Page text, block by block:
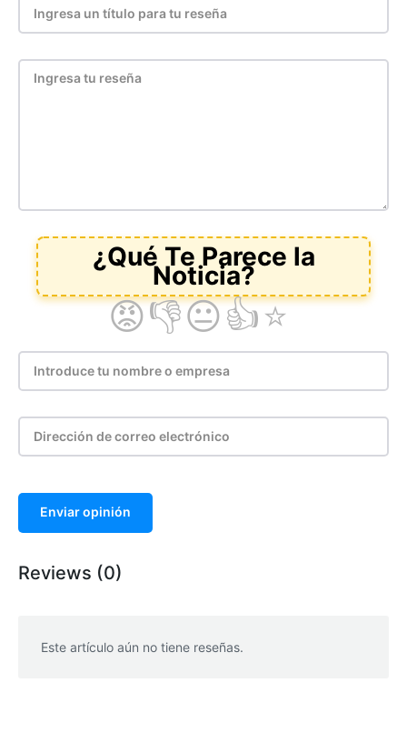
Enviar opinión
Reviews (0)
Este artículo aún no tiene reseñas.